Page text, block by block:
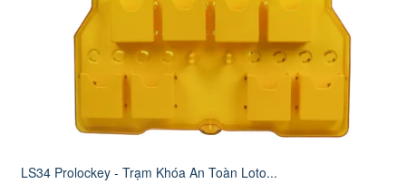
LS34 Prolockey - Trạm Khóa An Toàn Loto...